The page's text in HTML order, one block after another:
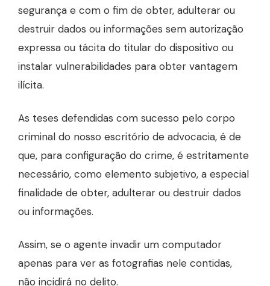
segurança e com o fim de obter, adulterar ou
destruir dados ou informações sem autorização
expressa ou tácita do titular do dispositivo ou
instalar vulnerabilidades para obter vantagem
ilícita.
As teses defendidas com sucesso pelo corpo
criminal do nosso escritório de advocacia, é de
que, para configuração do crime, é estritamente
necessário, como elemento subjetivo, a especial
finalidade de obter, adulterar ou destruir dados
ou informações.
Assim, se o agente invadir um computador
apenas para ver as fotografias nele contidas,
não incidirá no delito.